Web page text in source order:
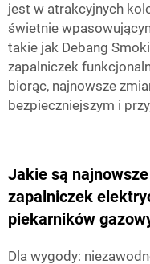
jest w atrakcyjnych
świetnie
takie jak Debang
zapalniczek
biorąc, najnowsze
bezpieczniejszym i
Jakie są
zapalniczek
piekarników
Dla wygody: